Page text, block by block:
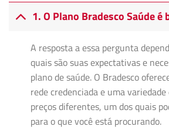
1. O Plano Bradesco Saúde é
A resposta a essa pergunta
quais são suas expectativas e
plano de saúde. O Bradesco
rede credenciada e uma
preços diferentes, um dos quais
para o que você está procurando.